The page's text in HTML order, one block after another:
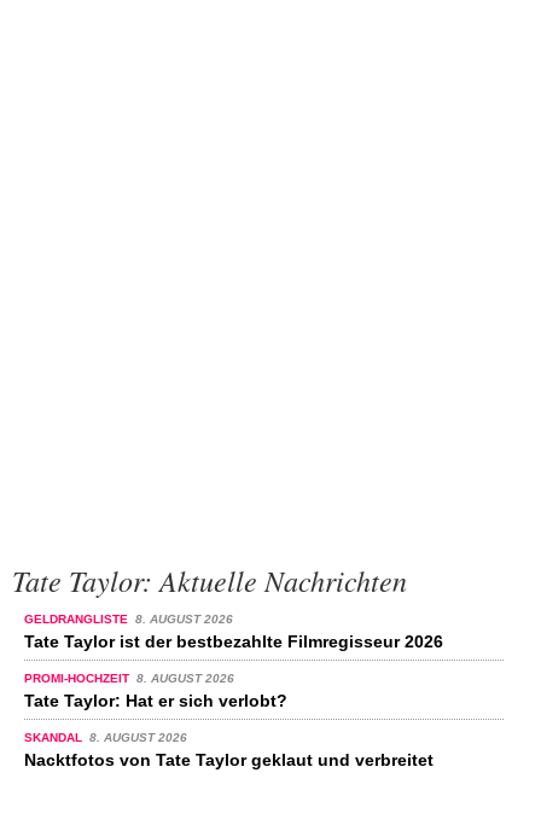
Tate Taylor: Aktuelle Nachrichten
GELDRANGLISTE 8. AUGUST 2026
Tate Taylor ist der bestbezahlte Filmregisseur 2026
PROMI-HOCHZEIT 8. AUGUST 2026
Tate Taylor: Hat er sich verlobt?
SKANDAL 8. AUGUST 2026
Nacktfotos von Tate Taylor geklaut und verbreitet